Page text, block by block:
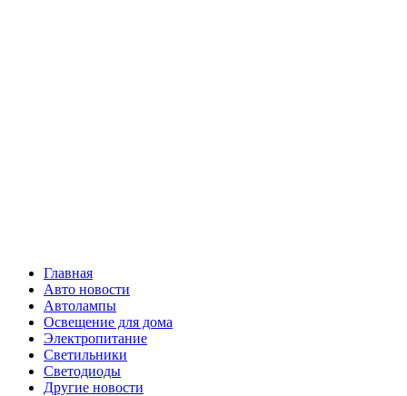
Главная
Авто новости
Автолампы
Освещение для дома
Электропитание
Светильники
Светодиоды
Другие новости